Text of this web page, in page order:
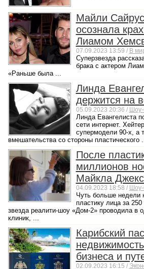
Майли Сайрус
осознала
Лиамом
07.09.2023 13:59 / В
Суперзвезда
брака с актером
«Раньше была ...
Линда
держится на
05.09.2023 20:36 / Шоу-
Линда Евангелиста
сети интернет.
супермодели 90-х, а
вмешательства со стороны пластического
После
миллионов
Майкла
04.09.2023 18:58 / Шоу-
Чуть больше недели
пластику лица за
звезда реалити-шоу «Дом-2» проводила в
клиник, ...
Карибский
бизнеса и
02.09.2023 16:15 /